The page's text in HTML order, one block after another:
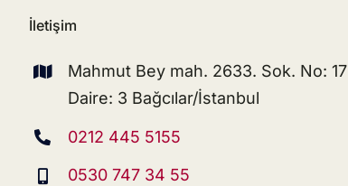
İletişim
Mahmut Bey mah. 2633. Sok. No: 17
Daire: 3 Bağcılar/İstanbul
0212 445 5155
0530 747 34 55